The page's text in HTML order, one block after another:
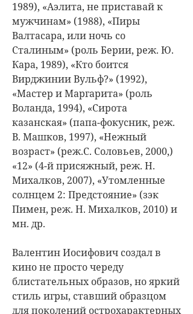
1989), «Аэлита, не приставай к
мужчинам» (1988), «Пиры
Валтасара, или ночь со
Сталиным» (роль Берии, реж. Ю.
Кара, 1989), «Кто боится
Вирджинии Вульф?» (1992),
«Мастер и Маргарита» (роль
Воланда, 1994), «Сирота
казанская» (папа-фокусник, реж.
В. Машков, 1997), «Нежный
возраст» (реж.С. Соловьев, 2000,)
«12» (4-й присяжный, реж. Н.
Михалков, 2007), «Утомленные
солнцем 2: Предстояние» (зэк
Пимен, реж. Н. Михалков, 2010) и
мн. др.
Валентин Иосифович создал в
кино не просто череду
блистательных образов, но яркий
стиль игры, ставший образцом
для поколений острохарактерных